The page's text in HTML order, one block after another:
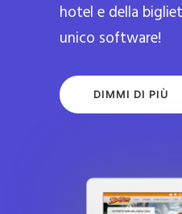
hotel e della
unico software!
DIMMI DI PIÙ